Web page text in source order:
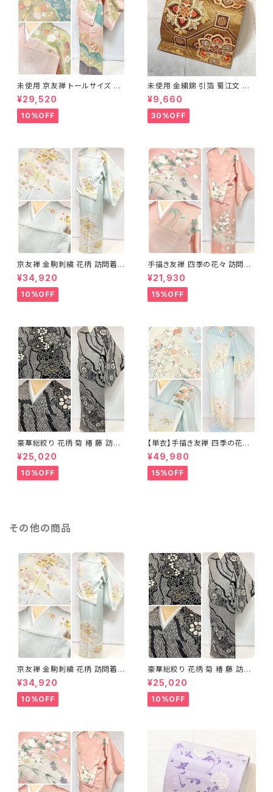
未使用 京友禅 トールサイズ 染
め分け 金彩 訪問着 袷 正絹 ピ
ンク 黄緑 紫 黄色 1438
¥29,520
10%OFF
未使用 金繍錦 引箔 蜀江文 唐
織 華紋 袋帯 正絹 金糸 ゴール
ド 赤 紫 710
¥9,660
30%OFF
京友禅 金駒刺繍 花柄 訪問着
正絹 水色 黄緑 パステルカラー
アイスグリーン 1433
¥34,920
10%OFF
手描き友禅 四季の花々 訪問着
袷 正絹 サーモンピンク クリー
ム 白 桃花色 1434
¥21,930
15%OFF
豪華総絞り 花柄 菊 椿 藤 訪問
着 鹿の子絞り ラメ 正絹 黒 白
グレー 1435
¥25,020
10%OFF
【単衣】手描き友禅 四季の花々
正絹 訪問着 水色 黄緑 白 パス
テルカラー 1431
¥49,980
15%OFF
その他の商品
京友禅 金駒刺繍 花柄 訪問着
正絹 水色 黄緑 パステルカラー
アイスグリーン 1433
¥34,920
10%OFF
豪華総絞り 花柄 菊 椿 藤 訪問
着 鹿の子絞り ラメ 正絹 黒 白
グレー 1435
¥25,020
10%OFF